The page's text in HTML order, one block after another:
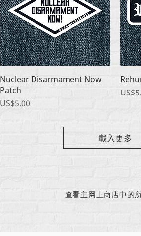
快速瀏覽
Nuclear Disarmament Now
Patch
價格
US$5.00
價格
載入更多
查看主网上商店中的